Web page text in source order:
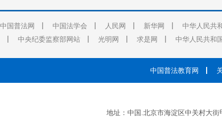
中国普法网 中国法学会 人民网 新华网
中华人民共
中央纪委监察部网站
光明网 求是网 中华人民共和
中国普法教育网
地址：中国.北京市海淀区中关村大